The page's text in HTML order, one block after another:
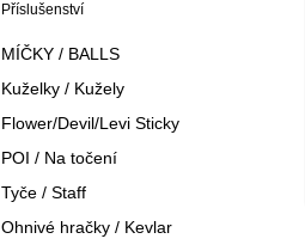
Příslušenství
MÍČKY / BALLS
Kuželky / Kužely
Flower/Devil/Levi Sticky
POI / Na točení
Tyče / Staff
Ohnivé hračky / Kevlar